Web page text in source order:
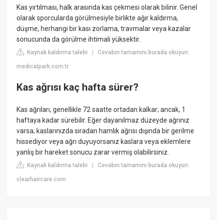
Kas yırtılması, halk arasında kas çekmesi olarak bilinir. Genel
olarak sporcularda görülmesiyle birlikte ağır kaldırma,
düşme, herhangi bir kası zorlama, travmalar veya kazalar
sonucunda da görülme ihtimali yüksektir.
Kaynak kaldırma talebi |Cevabın tamamını burada okuyun:
medicalpark.com.tr
Kas ağrısı kaç hafta sürer?
Kas ağrıları, genellikle 72 saatte ortadan kalkar; ancak, 1
haftaya kadar sürebilir. Eğer dayanılmaz düzeyde ağrınız
varsa; kaslarınızda sıradan hamlık ağrısı dışında bir gerilme
hissediyor veya ağrı duyuyorsanız kaslara veya eklemlere
yanlış bir hareket sonucu zarar vermiş olabilirsiniz.
Kaynak kaldırma talebi |Cevabın tamamını burada okuyun:
clearhaircare.com